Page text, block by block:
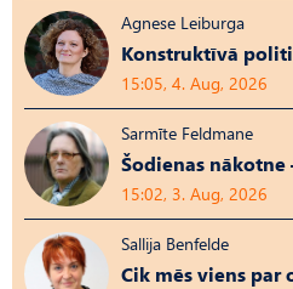
Agnese Leiburga
Konstruktīvā
15:05, 4. Aug, 2026
Sarmīte Feldmane
Šodienas
15:02, 3. Aug, 2026
Sallija Benfelde
Cik mēs viens par